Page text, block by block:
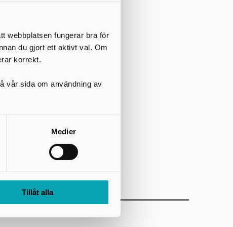
webbplatsen fungerar bra för
du gjort ett aktivt val. Om
korrekt.
vår sida om användning av
Medier
Tillåt alla
om